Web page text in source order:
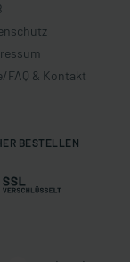
FAQ & Kontakt
BESTELLEN